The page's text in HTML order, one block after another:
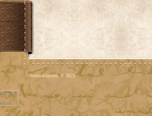
Anomaliipoisk © 2026